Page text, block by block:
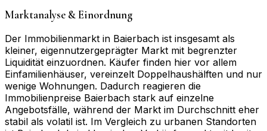
Marktanalyse & Einordnung
Der Immobilienmarkt in Baierbach ist insgesamt als
kleiner, eigennutzergeprägter Markt mit begrenzter
Liquidität einzuordnen. Käufer finden hier vor allem
Einfamilienhäuser, vereinzelt Doppelhaushälften und nur
wenige Wohnungen. Dadurch reagieren die
Immobilienpreise Baierbach stark auf einzelne
Angebotsfälle, während der Markt im Durchschnitt eher
stabil als volatil ist. Im Vergleich zu urbanen Standorten